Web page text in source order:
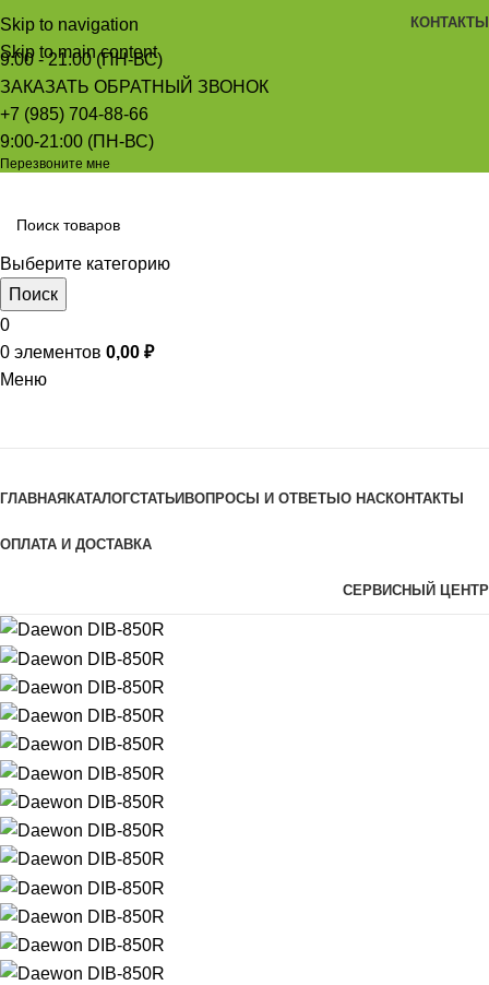
Skip to navigation
Skip to main content
КОНТАКТЫ
9:00 - 21:00 (ПН-ВС)
ЗАКАЗАТЬ ОБРАТНЫЙ ЗВОНОК
+7 (985) 704-88-66
9:00-21:00 (ПН-ВС)
Перезвоните мне
Выберите категорию
Поиск
0
0 элементов 0,00 ₽
Меню
ГЛАВНАЯ КАТАЛОГСТАТЬИ ВОПРОСЫ И ОТВЕТЫ О НАСКОНТАКТЫ
ОПЛАТА И ДОСТАВКА
СЕРВИСНЫЙ ЦЕНТР